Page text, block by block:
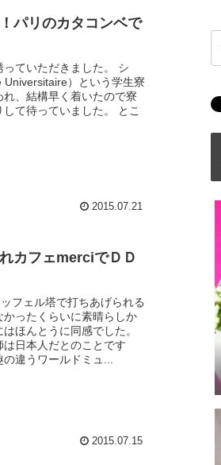
パリのカタコンベで
ていただきました。 シ
Universitaire）という学生寮
、結構早く着いたので寮
て待っていました。 とこ
2015.07.21
カフェmerciでＤＤ
フェル塔で打ちあげられる
ったくらいに素晴らしか
ほんとうに同感でした。
日本人だとのことです
違うワールドミュ...
2015.07.15